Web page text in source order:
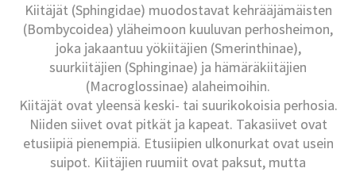
Kiitäjät (Sphingidae) muodostavat kehrääjämäisten
(Bombycoidea) yläheimoon kuuluvan perhosheimon,
joka jakaantuu yökiitäjien (Smerinthinae),
suurkiitäjien (Sphinginae) ja hämäräkiitäjien
(Macroglossinae) alaheimoihin.
Kiitäjät ovat yleensä keski- tai suurikokoisia perhosia.
Niiden siivet ovat pitkät ja kapeat. Takasiivet ovat
etusiipiä pienempiä. Etusiipien ulkonurkat ovat usein
suipot. Kiitäjien ruumiit ovat paksut, mutta